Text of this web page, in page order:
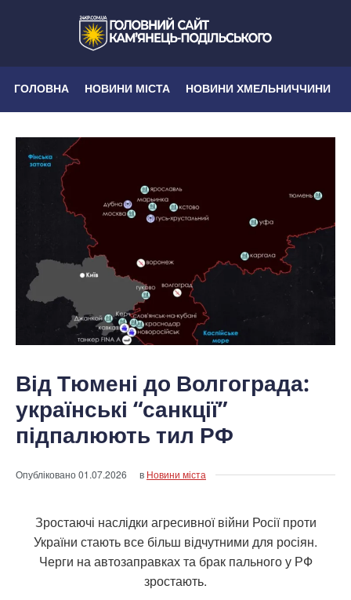
ГОЛОВНА НОВИНИ МІСТА НОВИНИ ХМЕЛЬНИЧЧИНИ
Від Тюмені до Волгограда:
українські “санкції”
підпалюють тил РФ
Опубліковано01.07.2026 в Новини міста
Зростаючі наслідки агресивної війни Росії проти
України стають все більш відчутними для росіян.
Черги на автозаправках та брак пального у РФ
зростають.